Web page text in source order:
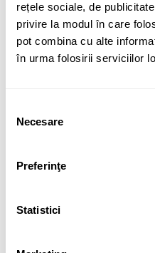
rețele sociale, de
privire la modul în care
pot combina cu alte
în urma folosirii serviciilor
consimțământului
Necesare
Preferinţe
Statistici
Sunt de acord cu politica